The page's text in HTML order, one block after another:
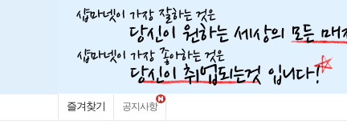
즐겨찾기 공지사항